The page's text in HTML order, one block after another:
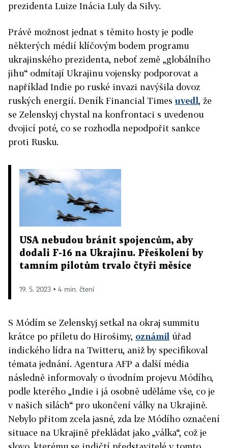
prezidenta Luize Inácia Luly da Silvy.
Právě možnost jednat s těmito hosty je podle
některých médií klíčovým bodem programu
ukrajinského prezidenta, neboť země „globálního
jihu“ odmítají Ukrajinu vojensky podporovat a
například Indie po ruské invazi navýšila dovoz
ruských energií. Deník Financial Timesuvedl, že
se Zelenskyj chystal na konfrontaci s uvedenou
dvojicí poté, co se rozhodla nepodpořit sankce
proti Rusku.
USA nebudou bránit spojencům, aby
dodali F-16 na Ukrajinu. Přeškolení by
tamním pilotům trvalo čtyři měsíce
19. 5. 2023 ▪ 4 min. čtení
S Módím se Zelenskyj setkal na okraj summitu
krátce po příletu do Hirošimy, oznámil úřad
indického lídra na Twitteru, aniž by specifikoval
témata jednání. Agentura AFP a další média
následně informovaly o úvodním projevu Módího,
podle kterého „Indie i já osobně uděláme vše, co je
v našich silách“ pro ukončení války na Ukrajině.
Nebylo přitom zcela jasné, zda lze Módího označení
situace na Ukrajině překládat jako „válka“, což je